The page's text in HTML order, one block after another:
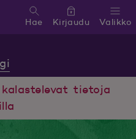
Valikko
Hae Kirjaudu
tietoja